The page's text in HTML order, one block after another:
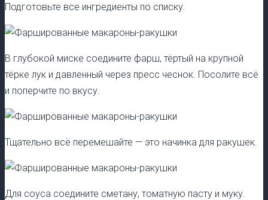
Подготовьте все ингредиенты по списку.
В глубокой миске соедините фарш, тёртый на крупной
тёрке лук и давленный через пресс чеснок. Посолите всё
и поперчите по вкусу.
Тщательно всё перемешайте — это начинка для ракушек.
Для соуса соедините сметану, томатную пасту и муку.